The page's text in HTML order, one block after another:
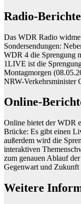
Radio-
Das WDR Radio
Sondersendungen:
WDR 4 die Sprengung
1LIVE ist die
Montagmorgen
NRW-Verkehrsminister
Online-
Online bietet der WDR
Brücke: Es gibt einen
außerdem wird die
interaktiven
zum genauen Ablauf
Gegenwart und Zukunft
Weitere